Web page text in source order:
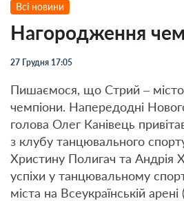
Всі новини
Нагородження
27 Грудня 17:05
Пишаємося, що Стрий – місто
чемпіони. Напередодні
голова Олег Канівець
з клубу танцювального
Христину Полигач та Андрія
успіхи у танцювальному
міста на Всеукраїнській